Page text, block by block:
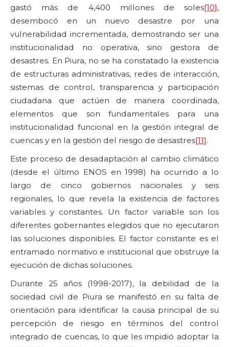
gastó más de 4,400 millones de soles[10],
desembocó en un nuevo desastre por una
vulnerabilidad incrementada, demostrando ser una
institucionalidad no operativa, sino gestora de
desastres. En Piura, no se ha constatado la existencia
de estructuras administrativas, redes de interacción,
sistemas de control, transparencia y participación
ciudadana que actúen de manera coordinada,
elementos que son fundamentales para una
institucionalidad funcional en la gestión integral de
cuencas y en la gestión del riesgo de desastres[11].
Este proceso de desadaptación al cambio climático
(desde el último ENOS en 1998) ha ocurrido a lo
largo de cinco gobiernos nacionales y seis
regionales, lo que revela la existencia de factores
variables y constantes. Un factor variable son los
diferentes gobernantes elegidos que no ejecutaron
las soluciones disponibles. El factor constante es el
entramado normativo e institucional que obstruye la
ejecución de dichas soluciones.
Durante 25 años (1998-2017), la debilidad de la
sociedad civil de Piura se manifestó en su falta de
orientación para identificar la causa principal de su
percepción de riesgo en términos del control
integrado de cuencas, lo que les impidió adoptar la